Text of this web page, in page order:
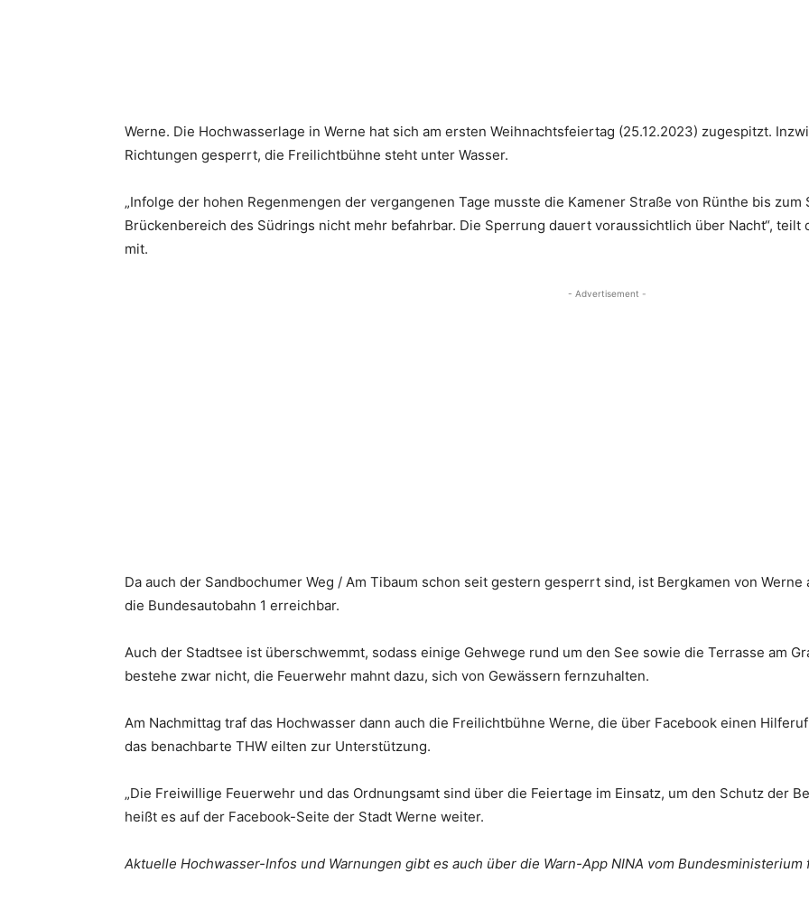
Werne. Die Hochwasserlage in Werne hat sich am ersten Weihnachtsfeiertag (25.12.2023) zugespitzt.
Richtungen gesperrt, die Freilichtbühne steht unter Wasser.
„Infolge der hohen Regenmengen der vergangenen Tage musste die Kamener Straße von Rünthe bis
Brückenbereich des Südrings nicht mehr befahrbar. Die Sperrung dauert voraussichtlich über Nacht“, teilt
mit.
- Advertisement -
Da auch der Sandbochumer Weg / Am Tibaum schon seit gestern gesperrt sind, ist Bergkamen von
die Bundesautobahn 1 erreichbar.
Auch der Stadtsee ist überschwemmt, sodass einige Gehwege rund um den See sowie die Terrasse am
bestehe zwar nicht, die Feuerwehr mahnt dazu, sich von Gewässern fernzuhalten.
Am Nachmittag traf das Hochwasser dann auch die Freilichtbühne Werne, die über Facebook einen
das benachbarte THW eilten zur Unterstützung.
„Die Freiwillige Feuerwehr und das Ordnungsamt sind über die Feiertage im Einsatz, um den Schutz der
heißt es auf der Facebook-Seite der Stadt Werne weiter.
Aktuelle Hochwasser-Infos und Warnungen gibt es auch über die Warn-App NINA vom